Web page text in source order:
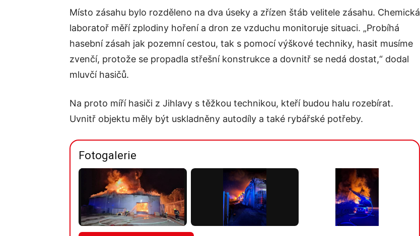
Místo zásahu bylo rozděleno na dva úseky a zřízen štáb velitele zásahu. Chemická
laboratoř měří zplodiny hoření a dron ze vzduchu monitoruje situaci. „Probíhá
hasební zásah jak pozemní cestou, tak s pomocí výškové techniky, hasit musíme
zvenčí, protože se propadla střešní konstrukce a dovnitř se nedá dostat,“ dodal
mluvčí hasičů.
Na proto míří hasiči z Jihlavy s těžkou technikou, kteří budou halu rozebírat.
Uvnitř objektu měly být uskladněny autodíly a také rybářské potřeby.
Fotogalerie